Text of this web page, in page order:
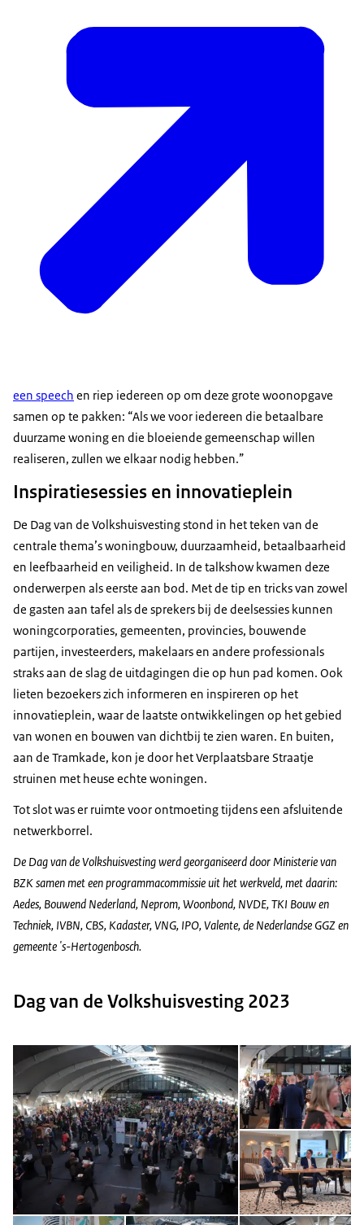
een speech en riep iedereen op om deze grote woonopgave
samen op te pakken: “Als we voor iedereen die betaalbare
duurzame woning en die bloeiende gemeenschap willen
realiseren, zullen we elkaar nodig hebben.”
Inspiratiesessies en innovatieplein
De Dag van de Volkshuisvesting stond in het teken van de
centrale thema’s woningbouw, duurzaamheid, betaalbaarheid
en leefbaarheid en veiligheid. In de talkshow kwamen deze
onderwerpen als eerste aan bod. Met de tip en tricks van zowel
de gasten aan tafel als de sprekers bij de deelsessies kunnen
woningcorporaties, gemeenten, provincies, bouwende
partijen, investeerders, makelaars en andere professionals
straks aan de slag de uitdagingen die op hun pad komen. Ook
lieten bezoekers zich informeren en inspireren op het
innovatieplein, waar de laatste ontwikkelingen op het gebied
van wonen en bouwen van dichtbij te zien waren. En buiten,
aan de Tramkade, kon je door het Verplaatsbare Straatje
struinen met heuse echte woningen.
Tot slot was er ruimte voor ontmoeting tijdens een afsluitende
netwerkborrel.
De Dag van de Volkshuisvesting werd georganiseerd door Ministerie van
BZK samen met een programmacommissie uit het werkveld, met daarin:
Aedes, Bouwend Nederland, Neprom, Woonbond, NVDE, TKI Bouw en
Techniek, IVBN, CBS, Kadaster, VNG, IPO, Valente, de Nederlandse GGZ en
gemeente 's-Hertogenbosch.
Dag van de Volkshuisvesting 2023
Open de galerij in vergrote
Open de galerij in vergrote weergaveOpen de galerij in vergrote